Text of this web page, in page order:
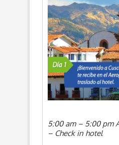
5:00 am – 5:00 pm
– Check in hotel